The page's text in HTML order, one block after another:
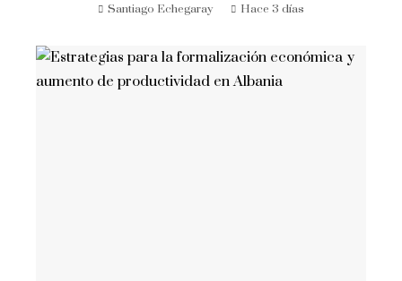
Santiago Echegaray Hace 3 días